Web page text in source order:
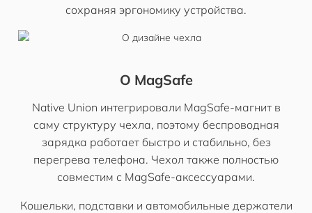
сохраняя эргономику устройства.
О MagSafe
Native Union интегрировали MagSafe-магнит в
саму структуру чехла, поэтому беспроводная
зарядка работает быстро и стабильно, без
перегрева телефона. Чехол также полностью
совместим с MagSafe-аксессуарами.
Кошельки, подставки и автомобильные держатели